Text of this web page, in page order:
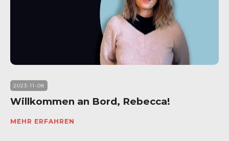
2023-11-08
Willkommen an Bord, Rebecca!
MEHR ERFAHREN